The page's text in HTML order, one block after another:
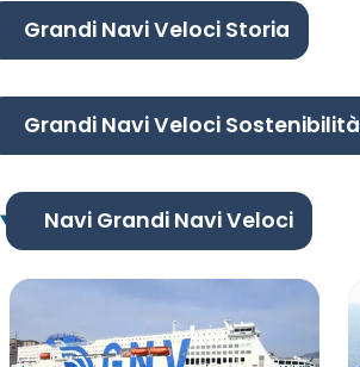
Grandi Navi Veloci Storia
Grandi Navi Veloci Sostenibilità
Navi Grandi Navi Veloci